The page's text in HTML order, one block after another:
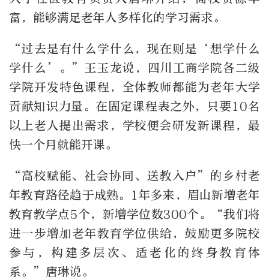
富，能够满足老年人多样化的学习需求。
“过去是有什么学什么，现在则是‘想学什么
学什么’。”王玉龙说，四川工商学院各二级
学院开发特色课程，全体教师都能为老年大学
贡献知识力量。在固定课程表之外，只要10名
以上老人提出需求，学校便会研发新课程，最
快一个月就能开课。
“高校赋能、社会协同、送教入户”的乡村老
年教育路径趋于成熟。1年多来，眉山新增老年
教育教学点5个，新增学位数300个。“我们将
进一步增加老年教育学位供给，鼓励更多院校
参与，构建多层次、适老化的终身教育体
系。”唐琳说。